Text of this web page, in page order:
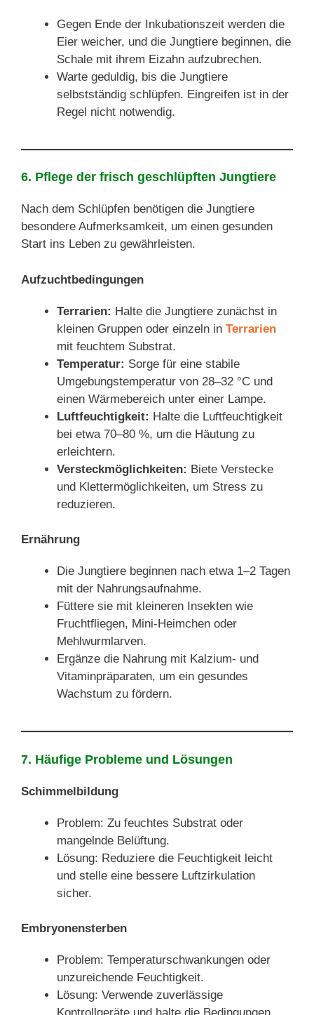
Gegen Ende der Inkubationszeit werden die
Eier weicher, und die Jungtiere beginnen, die
Schale mit ihrem Eizahn aufzubrechen.
Warte geduldig, bis die Jungtiere
selbstständig schlüpfen. Eingreifen ist in der
Regel nicht notwendig.
6. Pflege der frisch geschlüpften Jungtiere
Nach dem Schlüpfen benötigen die Jungtiere
besondere Aufmerksamkeit, um einen gesunden
Start ins Leben zu gewährleisten.
Aufzuchtbedingungen
Terrarien: Halte die Jungtiere zunächst in
kleinen Gruppen oder einzeln in Terrarien
mit feuchtem Substrat.
Temperatur: Sorge für eine stabile
Umgebungstemperatur von 28–32 °C und
einen Wärmebereich unter einer Lampe.
Luftfeuchtigkeit: Halte die Luftfeuchtigkeit
bei etwa 70–80 %, um die Häutung zu
erleichtern.
Versteckmöglichkeiten: Biete Verstecke
und Klettermöglichkeiten, um Stress zu
reduzieren.
Ernährung
Die Jungtiere beginnen nach etwa 1–2 Tagen
mit der Nahrungsaufnahme.
Füttere sie mit kleineren Insekten wie
Fruchtfliegen, Mini-Heimchen oder
Mehlwurmlarven.
Ergänze die Nahrung mit Kalzium- und
Vitaminpräparaten, um ein gesundes
Wachstum zu fördern.
7. Häufige Probleme und Lösungen
Schimmelbildung
Problem: Zu feuchtes Substrat oder
mangelnde Belüftung.
Lösung: Reduziere die Feuchtigkeit leicht
und stelle eine bessere Luftzirkulation
sicher.
Embryonensterben
Problem: Temperaturschwankungen oder
unzureichende Feuchtigkeit.
Lösung: Verwende zuverlässige